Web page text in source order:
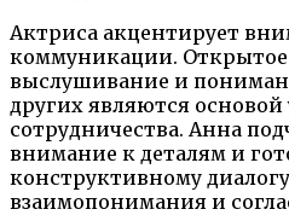
Актриса акцентирует
коммуникации.
выслушивание и
других являются
сотрудничества. Анна
внимание к деталям и
конструктивному
взаимопонимания и